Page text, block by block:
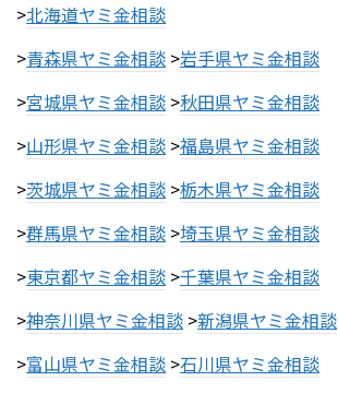
>北海道ヤミ金相談
>青森県ヤミ金相談 >岩手県ヤミ金相談
>宮城県ヤミ金相談 >秋田県ヤミ金相談
>山形県ヤミ金相談 >福島県ヤミ金相談
>茨城県ヤミ金相談 >栃木県ヤミ金相談
>群馬県ヤミ金相談 >埼玉県ヤミ金相談
>東京都ヤミ金相談 >千葉県ヤミ金相談
>神奈川県ヤミ金相談 >新潟県ヤミ金相談
>富山県ヤミ金相談 >石川県ヤミ金相談